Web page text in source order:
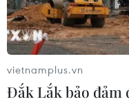
vietnamplus.vn
Đắk Lắk bảo đảm